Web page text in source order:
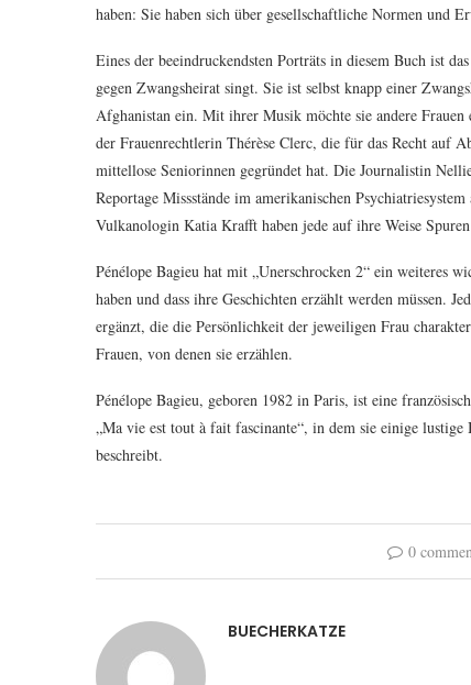
haben: Sie haben sich über gesellschaftliche Normen und
Eines der beeindruckendsten Porträts in diesem Buch ist
gegen Zwangsheirat singt. Sie ist selbst knapp einer
Afghanistan ein. Mit ihrer Musik möchte sie andere
der Frauenrechtlerin Thérèse Clerc, die für das Recht auf
mittellose Seniorinnen gegründet hat. Die Journalistin
Reportage Missstände im amerikanischen
Vulkanologin Katia Krafft haben jede auf ihre Weise
Pénélope Bagieu hat mit „Unerschrocken 2“ ein weiteres
haben und dass ihre Geschichten erzählt werden müssen.
ergänzt, die die Persönlichkeit der jeweiligen Frau
Frauen, von denen sie erzählen.
Pénélope Bagieu, geboren 1982 in Paris, ist eine
„Ma vie est tout à fait fascinante“, in dem sie einige
beschreibt.
0
BUECHERKATZE